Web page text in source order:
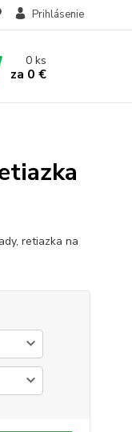
Prihlásenie
0ks
za 0 €
retiazka na